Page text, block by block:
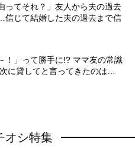
ってそれ？」友人から夫の過去
信じて結婚した夫の過去まで信
！」って勝手に!? ママ友の常識
に貸してと言ってきたのは…
オシ特集